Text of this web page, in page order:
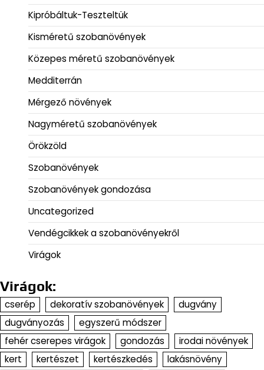
Kipróbáltuk-Teszteltük
Kisméretű szobanövények
Közepes méretű szobanövények
Medditerrán
Mérgező növények
Nagyméretű szobanövények
Örökzöld
Szobanövények
Szobanövények gondozása
Uncategorized
Vendégcikkek a szobanövényekről
Virágok
Virágok:
cserép dekoratív szobanövények
dugvány
dugványozás
egyszerű módszer
fehér cserepes virágok
gondozás
irodai növények
kert
kertészet kertészkedés
lakásnövény